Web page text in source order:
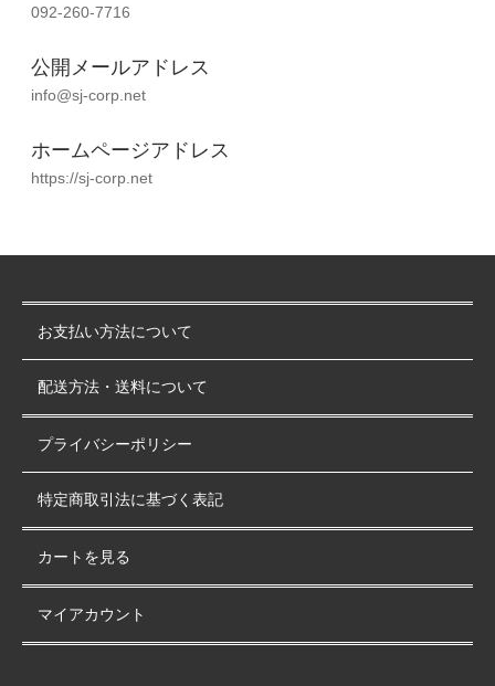
092-260-7716
公開メールアドレス
info@sj-corp.net
ホームページアドレス
https://sj-corp.net
お支払い方法について
配送方法・送料について
プライバシーポリシー
特定商取引法に基づく表記
カートを見る
マイアカウント